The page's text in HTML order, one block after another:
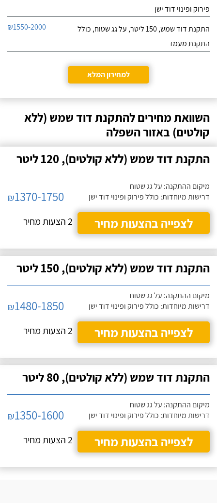
פירוק ופינוי דוד ישן
התקנת דוד שמש, 150 ליטר, על גג שטוח, כולל
התקנת מעמד
₪1550-2000
למחירון המלא
השוואת מחירים להתקנת דוד שמש (ללא
קולטים) באזור השפלה
התקנת דוד שמש (ללא קולטים), 120 ליטר
מיקום ההתקנה: על גג שטוח
דרישות מיוחדות: כולל פירוק ופינוי דוד ישן
₪1370-1750
לצפייה בהצעות מחיר
2 הצעות מחיר
התקנת דוד שמש (ללא קולטים), 150 ליטר
מיקום ההתקנה: על גג שטוח
דרישות מיוחדות: כולל פירוק ופינוי דוד ישן
₪1480-1850
לצפייה בהצעות מחיר
2 הצעות מחיר
התקנת דוד שמש (ללא קולטים), 80 ליטר
מיקום ההתקנה: על גג שטוח
דרישות מיוחדות: כולל פירוק ופינוי דוד ישן
₪1350-1600
לצפייה בהצעות מחיר
2 הצעות מחיר